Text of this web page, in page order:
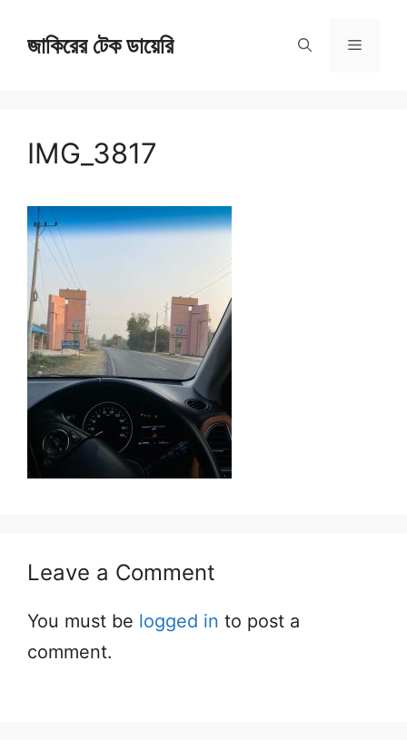
জাকিরের টেক ডায়েরি Menu
IMG_3817
Leave a Comment
You must be logged in to post a
comment.